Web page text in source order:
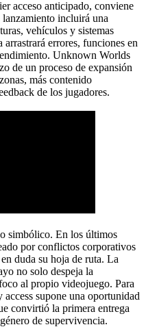
acceso anticipado, conviene
incluirá una
vehículos y sistemas
errores, funciones en
Unknown Worlds
de un proceso de expansión
más contenido
de los jugadores.
simbólico. En los últimos
por conflictos corporativos
duda su hoja de ruta. La
no solo despeja la
al propio videojuego. Para
supone una oportunidad
convirtió la primera entrega
de supervivencia.